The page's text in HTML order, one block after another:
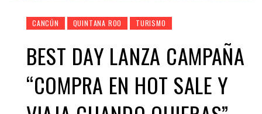
CANCÚN QUINTANA ROO TURISMO
BEST DAY LANZA CAMPAÑA
“COMPRA EN HOT SALE Y